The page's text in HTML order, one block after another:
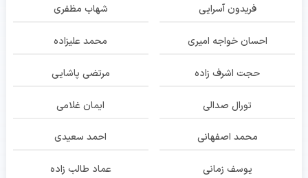
فریدون آسرایی شهاب مظفری
احسان خواجه امیری محمد علیزاده
حجت اشرف زاده مرتضی پاشایی
تورال صدالی ایمان غلامی
محمد اصفهانی احمد سعیدی
یوسف زمانی عماد طالب زاده